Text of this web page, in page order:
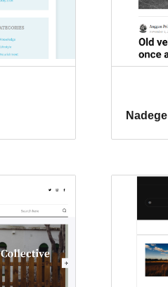
Nadege